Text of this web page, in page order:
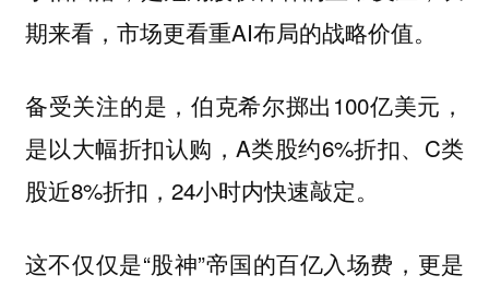
期来看，市场更看重AI布局的战略价值。
备受关注的是，伯克希尔掷出100亿美元，
是以大幅折扣认购，A类股约6%折扣、C类
股近8%折扣，24小时内快速敲定。
这不仅仅是“股神”帝国的百亿入场费，更是